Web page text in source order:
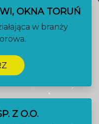
OKNA TORUŃ
w branży
Z O.O.